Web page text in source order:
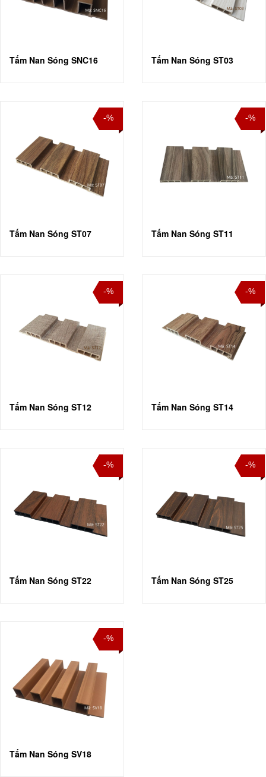
Tấm Nan Sóng SNC16 Tấm Nan Sóng ST03
-%
Tấm Nan Sóng ST07
-%
Tấm Nan Sóng ST11
-%
Tấm Nan Sóng ST12
-%
Tấm Nan Sóng ST14
-%
Tấm Nan Sóng ST22
-%
Tấm Nan Sóng ST25
-%
Tấm Nan Sóng SV18